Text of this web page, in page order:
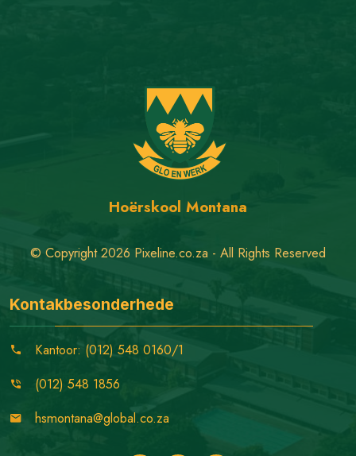
Hoërskool Montana
© Copyright 2026 Pixeline.co.za - All Rights Reserved
Kontakbesonderhede
Kantoor: (012) 548 0160/1
(012) 548 1856
hsmontana@global.co.za